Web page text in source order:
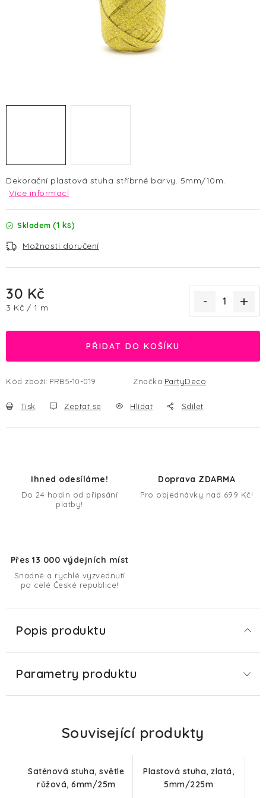
Dekorační plastová stuha stříbrné barvy. 5mm/10m.
Více informací
Skladem (1 ks)
Možnosti doručení
30 Kč
Měrná cena:
3 Kč / 1 m
PŘIDAT DO KOŠÍKU
Kód zboží: PRB5-10-019 Značka:PartyDeco
Tisk Zeptat se Hlídat Sdílet
Ihned odesíláme!
Do 24 hodin od připsání
platby!
Doprava ZDARMA
Pro objednávky nad 699 Kč!
Přes 13 000 výdejních míst
Snadné a rychlé vyzvednutí
po celé České republice!
Popis produktu
Parametry produktu
Související produkty
Saténová stuha, světle
růžová, 6mm/25m
Plastová stuha, zlatá,
5mm/225m